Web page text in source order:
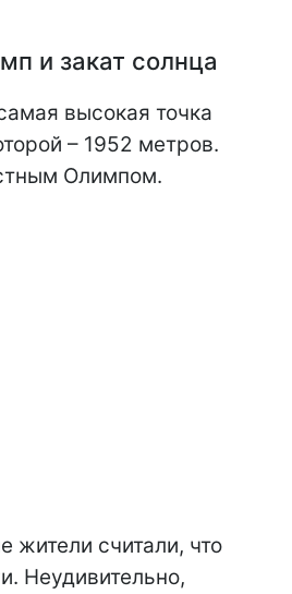
и закат солнца
высокая точка
– 1952 метров.
Олимпом.
жители считали, что
Неудивительно,